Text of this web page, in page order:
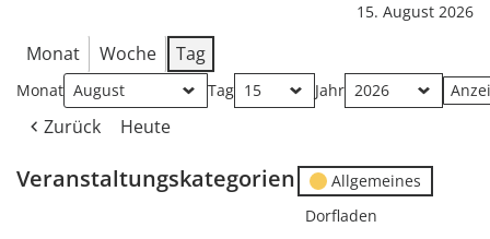
15. August 2026
Monat Woche Tag
Monat Tag Jahr
Zurück Heute
Veranstaltungskategorien
Allgemeines
Dorfladen